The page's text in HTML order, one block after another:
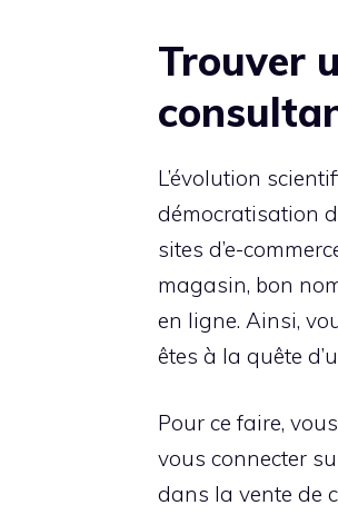
Trouver
L’évolution
démocratisation
sites d’e-
magasin, bon
en ligne. Ainsi,
êtes à la quête
Pour ce faire,
vous connecter
dans la vente de